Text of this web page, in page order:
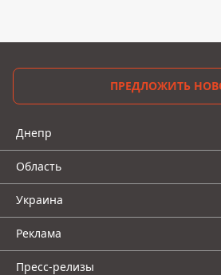
ПРЕДЛОЖИТЬ
Днепр
Область
Украина
Реклама
Пресс-релизы